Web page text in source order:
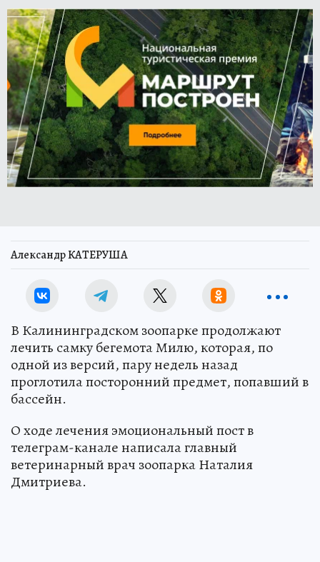
Александр КАТЕРУША
В Калининградском зоопарке продолжают
лечить самку бегемота Милю, которая, по
одной из версий, пару недель назад
проглотила посторонний предмет, попавший в
бассейн.
О ходе лечения эмоциональный пост в
телеграм-канале написала главный
ветеринарный врач зоопарка Наталия
Дмитриева.